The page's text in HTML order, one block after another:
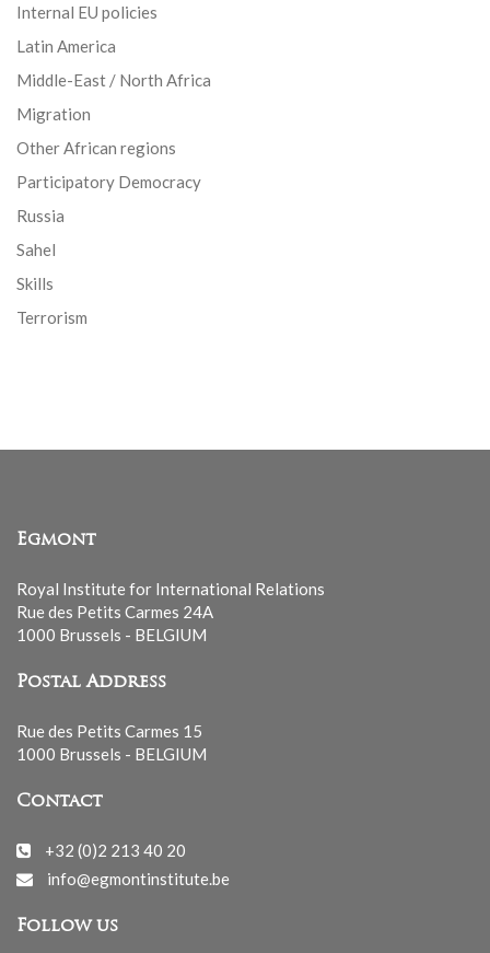
Internal EU policies
Latin America
Middle-East / North Africa
Migration
Other African regions
Participatory Democracy
Russia
Sahel
Skills
Terrorism
Egmont
Royal Institute for International Relations
Rue des Petits Carmes 24A
1000 Brussels - BELGIUM
Postal Address
Rue des Petits Carmes 15
1000 Brussels - BELGIUM
Contact
+32 (0)2 213 40 20
info@egmontinstitute.be
Follow us